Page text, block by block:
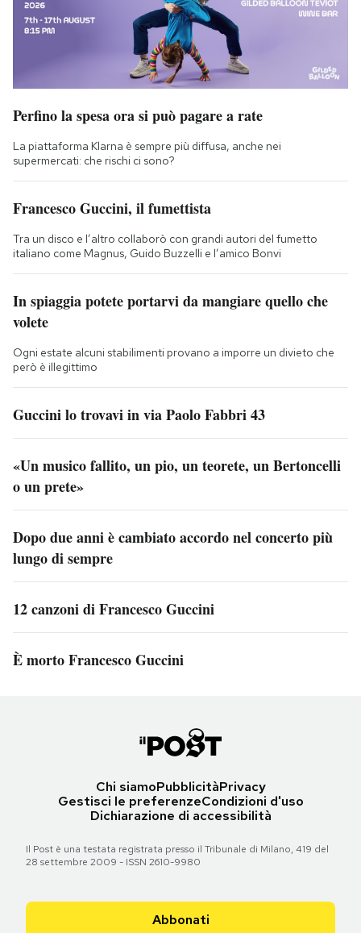
Perfino la spesa ora si può pagare a rate
La piattaforma Klarna è sempre più diffusa, anche nei
supermercati: che rischi ci sono?
Francesco Guccini, il fumettista
Tra un disco e l’altro collaborò con grandi autori del fumetto
italiano come Magnus, Guido Buzzelli e l’amico Bonvi
In spiaggia potete portarvi da mangiare quello che
volete
Ogni estate alcuni stabilimenti provano a imporre un divieto che
però è illegittimo
Guccini lo trovavi in via Paolo Fabbri 43
«Un musico fallito, un pio, un teorete, un Bertoncelli
o un prete»
Dopo due anni è cambiato accordo nel concerto più
lungo di sempre
12 canzoni di Francesco Guccini
È morto Francesco Guccini
Chi siamoPubblicitàPrivacy
Gestisci le preferenzeCondizioni d'uso
Dichiarazione di accessibilità
Il Post è una testata registrata presso il Tribunale di Milano, 419 del
28 settembre 2009 - ISSN 2610-9980
Abbonati